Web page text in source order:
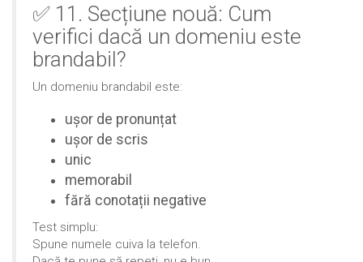
✅ 11. Secțiune nouă: Cum
verifici dacă un domeniu este
brandabil?
Un domeniu brandabil este:
ușor de pronunțat
ușor de scris
unic
memorabil
fără conotații negative
Test simplu:
Spune numele cuiva la telefon.